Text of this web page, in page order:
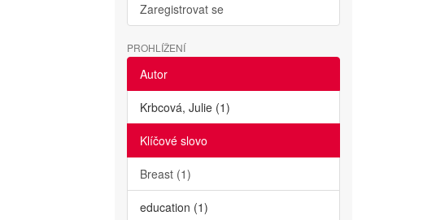
Zaregistrovat se
PROHLÍŽENÍ
Autor
Krbcová, Julie (1)
Klíčové slovo
Breast (1)
education (1)